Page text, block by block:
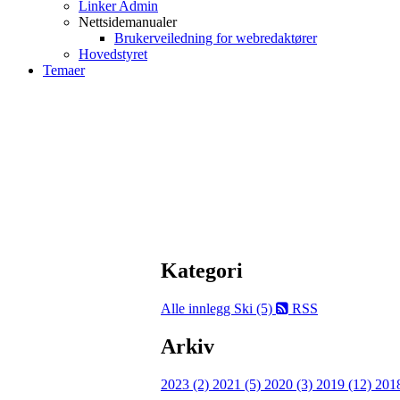
Linker Admin
Nettsidemanualer
Brukerveiledning for webredaktører
Hovedstyret
Temaer
Kategori
Alle innlegg Ski (5) RSS
Arkiv
2023 (2) 2021 (5) 2020 (3) 2019 (12)